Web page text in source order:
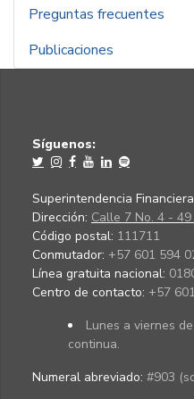
Preguntas frecuentes
Publicaciones
Síguenos:
Superintendencia
Dirección: Calle 7 No. 4 - 49
Código postal: 111711
Conmutador: +57 601 594
Línea gratuita nacional:
Centro de contacto: +57
Lunes a viernes
continua.
Numeral abreviado: #903